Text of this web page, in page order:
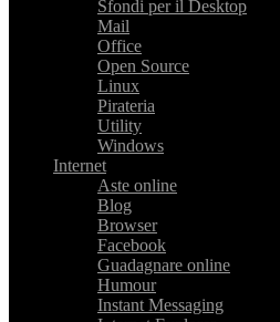
Sfondi per il Desktop
Mail
Office
Open Source
Linux
Pirateria
Utility
Windows
Internet
Aste online
Blog
Browser
Facebook
Guadagnare online
Humour
Instant Messaging